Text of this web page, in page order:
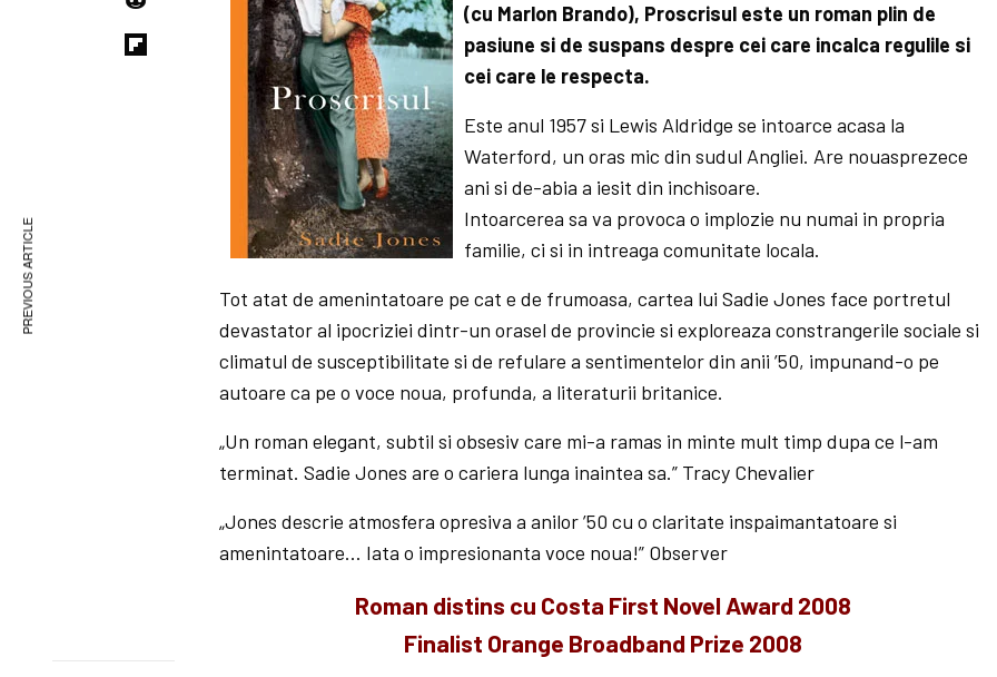
(cu Marlon Brando), Proscrisul este un roman plin de
pasiune si de suspans despre cei care incalca regulile si
cei care le respecta.
Este anul 1957 si Lewis Aldridge se intoarce acasa la
Waterford, un oras mic din sudul Angliei. Are nouasprezece
ani si de-abia a iesit din inchisoare.
Intoarcerea sa va provoca o implozie nu numai in propria
familie, ci si in intreaga comunitate locala.
Tot atat de amenintatoare pe cat e de frumoasa, cartea lui Sadie Jones face portretul
devastator al ipocriziei dintr-un orasel de provincie si exploreaza constrangerile sociale si
climatul de susceptibilitate si de refulare a sentimentelor din anii ’50, impunand-o pe
autoare ca pe o voce noua, profunda, a literaturii britanice.
„Un roman elegant, subtil si obsesiv care mi-a ramas in minte mult timp dupa ce l-am
terminat. Sadie Jones are o cariera lunga inaintea sa.” Tracy Chevalier
„Jones descrie atmosfera opresiva a anilor ’50 cu o claritate inspaimantatoare si
amenintatoare… Iata o impresionanta voce noua!” Observer
Roman distins cu Costa First Novel Award 2008
Finalist Orange Broadband Prize 2008
PREVIOUS ARTICLE